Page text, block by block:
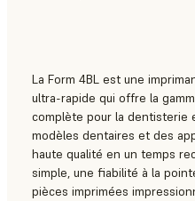
La Form 4BL est une
ultra-rapide qui offre la
complète pour la dentisterie
modèles dentaires et des
haute qualité en un temps
simple, une fiabilité à la
pièces imprimées